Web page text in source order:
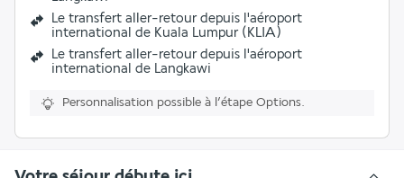
Le transfert aller-retour depuis l'aéroport
international de Kuala Lumpur (KLIA)
Le transfert aller-retour depuis l'aéroport
international de Langkawi
Personnalisation possible à l’étape Options.